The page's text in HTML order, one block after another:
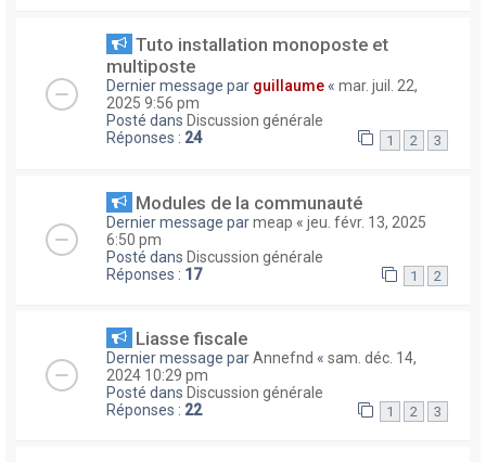
Tuto installation monoposte et
multiposte
Dernier message par guillaume « mar. juil. 22,
2025 9:56 pm
Posté dans Discussion générale
Réponses : 24 1 2 3
Modules de la communauté
Dernier message parmeap « jeu. févr. 13, 2025
6:50 pm
Posté dans Discussion générale
Réponses : 17 1 2
Liasse fiscale
Dernier message parAnnefnd « sam. déc. 14,
2024 10:29 pm
Posté dans Discussion générale
Réponses : 22 1 2 3